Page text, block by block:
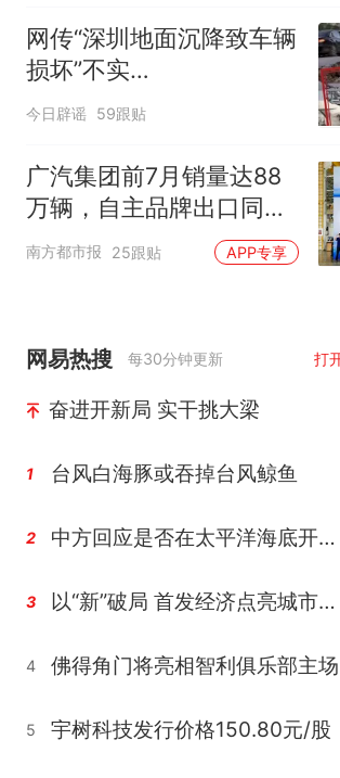
网传“深圳地面沉降致车辆
损坏”不实
（2026·08·06）
今日辟谣 59跟贴
广汽集团前7月销量达88
万辆，自主品牌出口同比
增130%
南方都市报 25跟贴 APP专享
网易热搜 每30分钟更新 打
奋进开新局 实干挑大梁
1 台风白海豚或吞掉台风鲸鱼
2 中方回应是否在太平洋海底开采稀土
3 以“新”破局 首发经济点亮城市消费活力
4 佛得角门将亮相智利俱乐部主场
5 宇树科技发行价格150.80元/股